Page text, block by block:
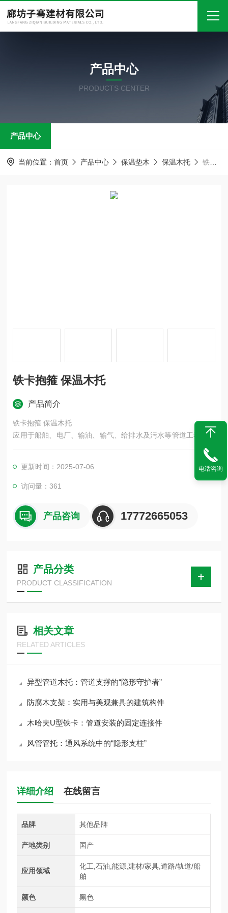
关于我们
产品中心
在线留言
产品中心
PRODUCTS CENTER
产品中心
当前位置： 首页 产品中心 保温垫木 保温木托 铁卡抱箍 保温木托
铁卡抱箍 保温木托
产品简介
铁卡抱箍 保温木托
应用于船舶、电厂、输油、输气、给排水及污水等管道工程中，
使管道的连接施工更加方便、可靠、安全。它是柔性连接，产品
表面材料可防止外部滴蚀，内置的橡胶材料适应不同流体介质的
要求。管夹具有密度弯曲强度冲击韧性压缩强度弹性模量拉伸强
度耐温颜色的特性
更新时间：2025-07-06
访问量：361
产品咨询 17772665053
产品分类
PRODUCT CLASSIFICATION
相关文章
RELATED ARTICLES
异型管道木托：管道支撑的“隐形守护者”
防腐木支架：实用与美观兼具的建筑构件
木哈夫U型铁卡：管道安装的固定连接件
风管管托：通风系统中的“隐形支柱”
详细介绍 在线留言
品牌 其他品牌
产地类别 国产
应用领域
化工,石油,能源,建材/家具,道路/轨道/船
舶
颜色 黑色
电话咨询